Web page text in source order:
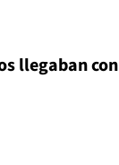
llegaban con